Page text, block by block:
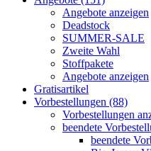
Angebote anzeigen
Deadstock
SUMMER-SALE
Zweite Wahl
Stoffpakete
Angebote anzeigen
Gratisartikel
Vorbestellungen (88)
Vorbestellungen
beendete
beendete